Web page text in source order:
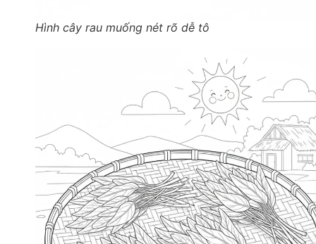
Hình cây rau muống nét rõ dễ tô